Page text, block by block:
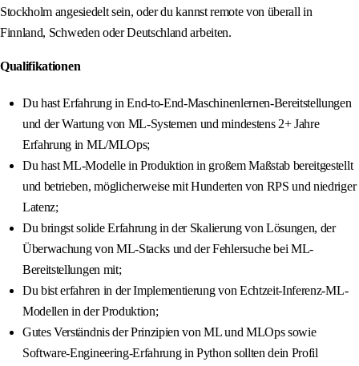
Stockholm angesiedelt sein, oder du kannst remote von überall in
Finnland, Schweden oder Deutschland arbeiten.
Qualifikationen
Du hast Erfahrung in End-to-End-Maschinenlernen-Bereitstellungen
und der Wartung von ML-Systemen und mindestens 2+ Jahre
Erfahrung in ML/MLOps;
Du hast ML-Modelle in Produktion in großem Maßstab bereitgestellt
und betrieben, möglicherweise mit Hunderten von RPS und niedriger
Latenz;
Du bringst solide Erfahrung in der Skalierung von Lösungen, der
Überwachung von ML-Stacks und der Fehlersuche bei ML-
Bereitstellungen mit;
Du bist erfahren in der Implementierung von Echtzeit-Inferenz-ML-
Modellen in der Produktion;
Gutes Verständnis der Prinzipien von ML und MLOps sowie
Software-Engineering-Erfahrung in Python sollten dein Profil